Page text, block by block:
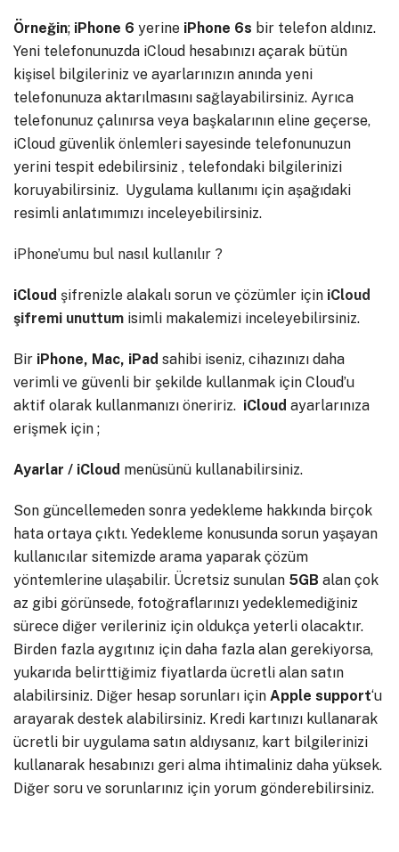
Örneğin; iPhone 6 yerine iPhone 6s bir telefon aldınız.
Yeni telefonunuzda iCloud hesabınızı açarak bütün
kişisel bilgileriniz ve ayarlarınızın anında yeni
telefonunuza aktarılmasını sağlayabilirsiniz. Ayrıca
telefonunuz çalınırsa veya başkalarının eline geçerse,
iCloud güvenlik önlemleri sayesinde telefonunuzun
yerini tespit edebilirsiniz , telefondaki bilgilerinizi
koruyabilirsiniz. Uygulama kullanımı için aşağıdaki
resimli anlatımımızı inceleyebilirsiniz.
iPhone’umu bul nasıl kullanılır ?
iCloud şifrenizle alakalı sorun ve çözümler için iCloud
şifremi unuttum isimli makalemizi inceleyebilirsiniz.
Bir iPhone, Mac, iPad sahibi iseniz, cihazınızı daha
verimli ve güvenli bir şekilde kullanmak için Cloud’u
aktif olarak kullanmanızı öneririz. iCloud ayarlarınıza
erişmek için ;
Ayarlar / iCloud menüsünü kullanabilirsiniz.
Son güncellemeden sonra yedekleme hakkında birçok
hata ortaya çıktı. Yedekleme konusunda sorun yaşayan
kullanıcılar sitemizde arama yaparak çözüm
yöntemlerine ulaşabilir. Ücretsiz sunulan 5GB alan çok
az gibi görünsede, fotoğraflarınızı yedeklemediğiniz
sürece diğer verileriniz için oldukça yeterli olacaktır.
Birden fazla aygıtınız için daha fazla alan gerekiyorsa,
yukarıda belirttiğimiz fiyatlarda ücretli alan satın
alabilirsiniz. Diğer hesap sorunları için Apple support‘u
arayarak destek alabilirsiniz. Kredi kartınızı kullanarak
ücretli bir uygulama satın aldıysanız, kart bilgilerinizi
kullanarak hesabınızı geri alma ihtimaliniz daha yüksek.
Diğer soru ve sorunlarınız için yorum gönderebilirsiniz.